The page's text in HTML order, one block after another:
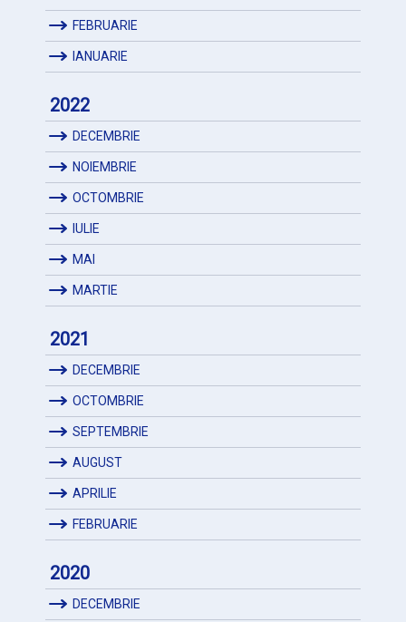
FEBRUARIE
IANUARIE
2022
DECEMBRIE
NOIEMBRIE
OCTOMBRIE
IULIE
MAI
MARTIE
2021
DECEMBRIE
OCTOMBRIE
SEPTEMBRIE
AUGUST
APRILIE
FEBRUARIE
2020
DECEMBRIE